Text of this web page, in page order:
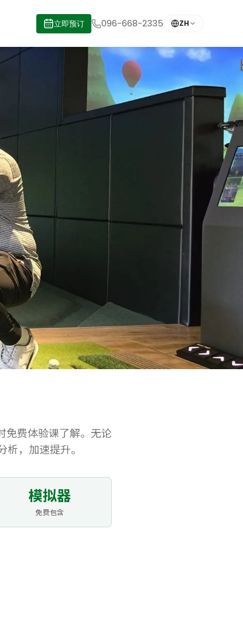
立即预订 096-668-2335 ZH
免费体验课了解。无论
，加速提升。
模拟器
免费包含